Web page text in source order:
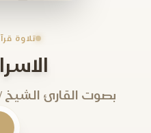
تلاوة
الاسراء
بصوت القارئ الشيخ